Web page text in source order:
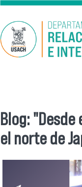
Pasar al contenido
Se
Blog:
el norte de